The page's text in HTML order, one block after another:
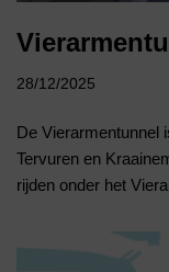
28/12/2025
De Vierarmentunnel
Tervuren en
rijden onder het